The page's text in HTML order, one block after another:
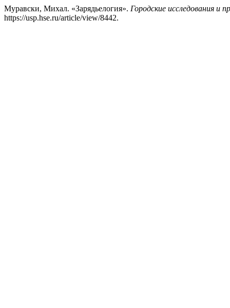
Муравски, Михал. «Зарядьелогия». Городские исследования и
https://usp.hse.ru/article/view/8442.